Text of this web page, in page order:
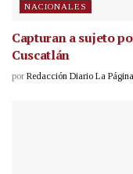
NACIONALES
Capturan a sujeto
Cuscatlán
por Redacción Diario La Página